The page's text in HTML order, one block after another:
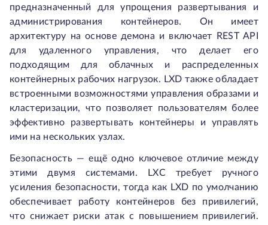
предназначенный для упрощения развертывания и
администрирования контейнеров. Он имеет
архитектуру на основе демона и включает REST API
для удаленного управления, что делает его
подходящим для облачных и распределенных
контейнерных рабочих нагрузок. LXD также обладает
встроенными возможностями управления образами и
кластеризации, что позволяет пользователям более
эффективно развертывать контейнеры и управлять
ими на нескольких узлах.
Безопасность — ещё одно ключевое отличие между
этими двумя системами. LXC требует ручного
усиления безопасности, тогда как LXD по умолчанию
обеспечивает работу контейнеров без привилегий,
что снижает риски атак с повышением привилегий.